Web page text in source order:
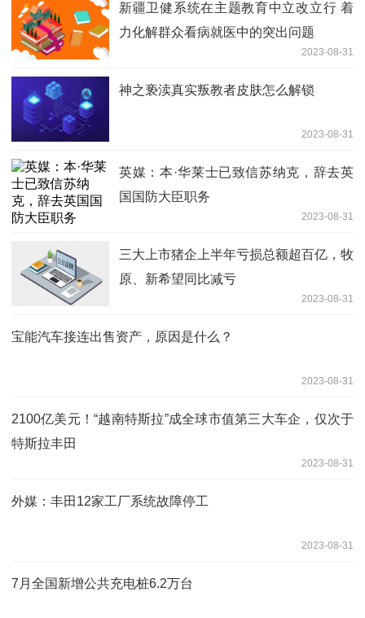
新疆卫健系统在主题教育中立改立行 着
力化解群众看病就医中的突出问题
2023-08-31
神之亵渎真实叛教者皮肤怎么解锁
2023-08-31
英媒：本·华莱士已致信苏纳克，辞去英
国国防大臣职务
2023-08-31
三大上市猪企上半年亏损总额超百亿，牧
原、新希望同比减亏
2023-08-31
宝能汽车接连出售资产，原因是什么？
2023-08-31
2100亿美元！“越南特斯拉”成全球市值第三大车企，仅次于
特斯拉丰田
2023-08-31
外媒：丰田12家工厂系统故障停工
2023-08-31
7月全国新增公共充电桩6.2万台